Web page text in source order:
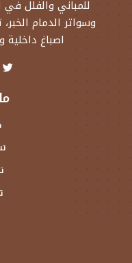
للمباني والفلل
وسواتر الدمام
اصباغ داخلية